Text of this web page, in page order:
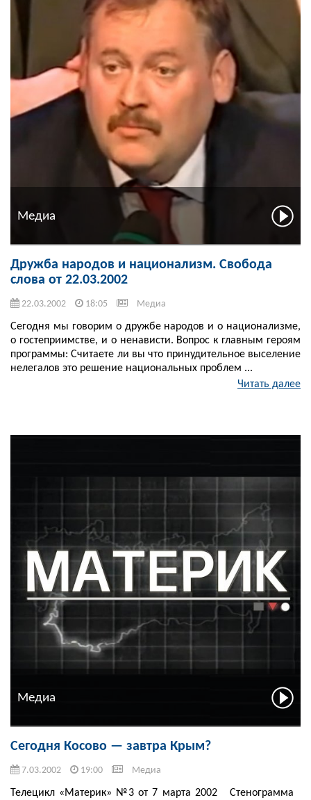
Медиа
Дружба народов и национализм. Свобода
слова от 22.03.2002
22.03.2002 18:05 Медиа
Сегодня мы говорим о дружбе народов и о национализме,
о гостеприимстве, и о ненависти. Вопрос к главным героям
программы: Считаете ли вы что принудительное выселение
нелегалов это решение национальных проблем ...
Читать далее
Медиа
Сегодня Косово — завтра Крым?
7.03.2002 19:00 Медиа
Телецикл «Материк» №3 от 7 марта 2002 Стенограмма